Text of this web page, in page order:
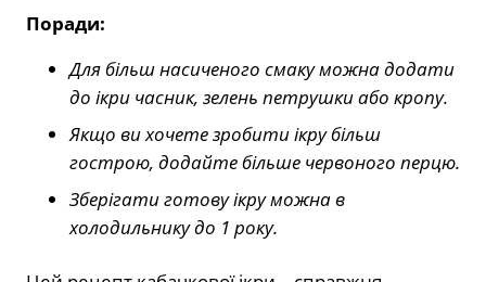
Поради:
Для більш насиченого смаку можна додати
до ікри часник, зелень петрушки або кропу.
Якщо ви хочете зробити ікру більш
гострою, додайте більше червоного перцю.
Зберігати готову ікру можна в
холодильнику до 1 року.